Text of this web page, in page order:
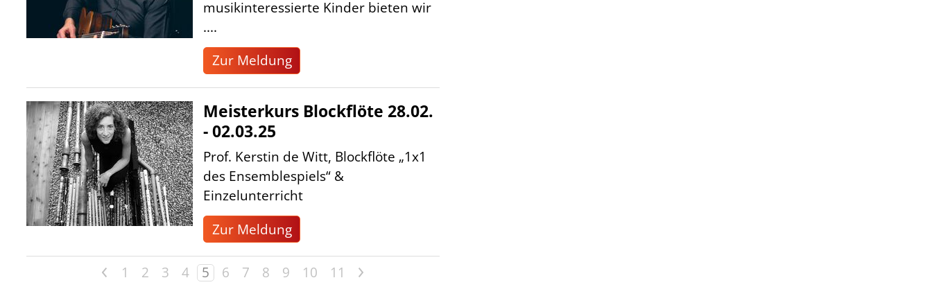
musikinteressierte Kinder bieten wir
....
Zur Meldung
Meisterkurs Blockflöte 28.02.
- 02.03.25
Prof. Kerstin de Witt, Blockflöte „1x1
des Ensemblespiels“ &
Einzelunterricht
Zur Meldung
< 1 2 3 4 5 6 7 8 9 10 11 >